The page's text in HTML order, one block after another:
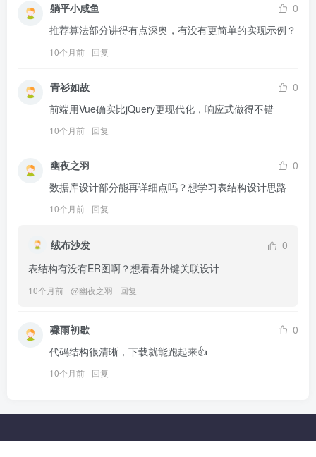
躺平小咸鱼
0
推荐算法部分讲得有点深奥，有没有更简单的实现示例？
10个月前 回复
青衫如故
0
前端用Vue确实比jQuery更现代化，响应式做得不错
10个月前 回复
幽夜之羽
0
数据库设计部分能再详细点吗？想学习表结构设计思路
10个月前 回复
绒布沙发
0
表结构有没有ER图啊？想看看外键关联设计
10个月前 @幽夜之羽 回复
骤雨初歇
0
代码结构很清晰，下载就能跑起来👍
10个月前 回复